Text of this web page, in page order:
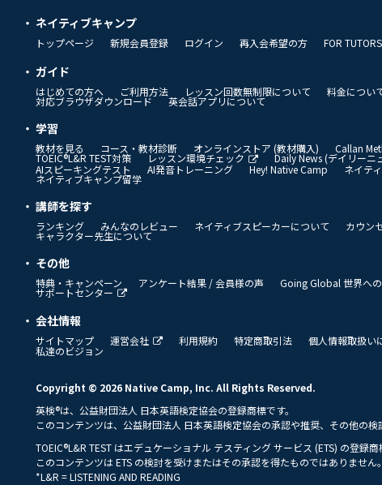
ネイティブキャンプ
トップページ 新規会員登録 ログイン 再入会希望の方 FOR TUTORS
ガイド
はじめての方へ ご利用方法 レッスン回数無制限について 料金につい
対応ブラウザダウンロード 英会話アプリについて
学習
教材を見る コース・教材診断 オンラインストア (教材購入) Callan
TOEIC®L&R TEST対策 レッスン環境チェック Daily News (デイリーニ
AIスピーキングテスト
AI発音トレーニング Hey! Native Camp ネイテ
ネイティブキャンプ留学
講師を探す
ランキング みんなのレビュー ネイティブスピーカーについて カウン
キャラクター先生について
その他
特典・キャンペーン アンケート結果 / 会員様の声 Going Global 世界へ
サポートセンター
会社情報
サイトマップ 運営会社 利用規約 特定商取引法 個人情報取扱い
私達のビジョン
Copyright © 2026 Native Camp, Inc. All Rights Reserved.
英検®は、公益財団法人 日本英語検定協会の登録商標です。
このコンテンツは、公益財団法人 日本英語検定協会の承認や推奨、その他の検
TOEIC®L&R TEST はエデュケーショナル テスティング サービス (ETS) の登録商
このコンテンツは ETS の検討を受けまたはその承認を得たものではありません。
*L&R = LISTENING AND READING